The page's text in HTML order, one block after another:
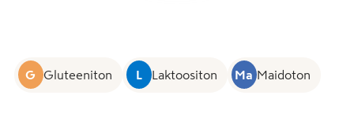
G Gluteeniton L Laktoositon Ma Maidoton